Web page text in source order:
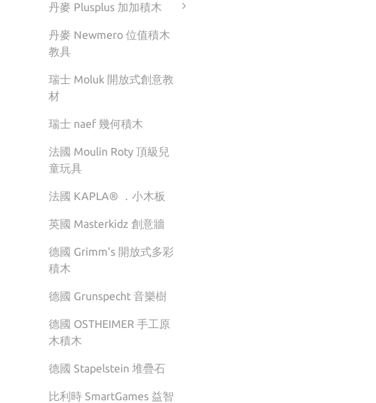
丹麥 Plusplus 加加積木
丹麥 Newmero 位值積木
教具
瑞士 Moluk 開放式創意教
材
瑞士 naef 幾何積木
法國 Moulin Roty 頂級兒
童玩具
法國 KAPLA® ．小木板
英國 Masterkidz 創意牆
德國 Grimm's 開放式多彩
積木
德國 Grunspecht 音樂樹
德國 OSTHEIMER 手工原
木積木
德國 Stapelstein 堆疊石
比利時 SmartGames 益智